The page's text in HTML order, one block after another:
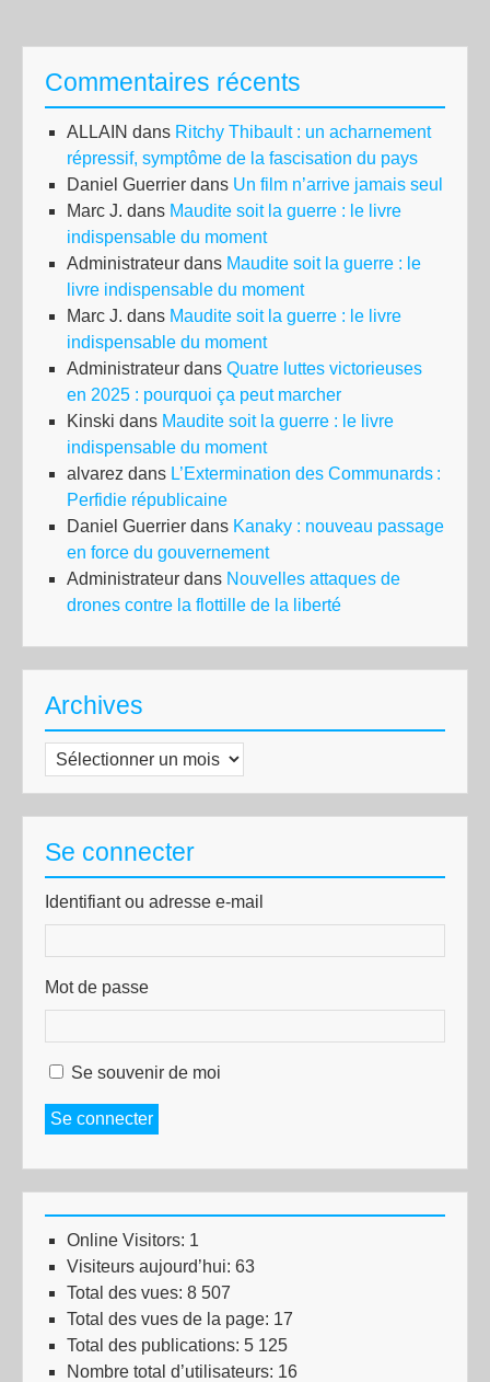
Commentaires récents
ALLAIN dans Ritchy Thibault : un acharnement
répressif, symptôme de la fascisation du pays
Daniel Guerrier dans Un film n’arrive jamais seul
Marc J. dans Maudite soit la guerre : le livre
indispensable du moment
Administrateur dans Maudite soit la guerre : le
livre indispensable du moment
Marc J. dans Maudite soit la guerre : le livre
indispensable du moment
Administrateur dans Quatre luttes victorieuses
en 2025 : pourquoi ça peut marcher
Kinski dans Maudite soit la guerre : le livre
indispensable du moment
alvarez dans L’Extermination des Communards :
Perfidie républicaine
Daniel Guerrier dans Kanaky : nouveau passage
en force du gouvernement
Administrateur dans Nouvelles attaques de
drones contre la flottille de la liberté
Archives
Archives
Se connecter
Identifiant ou adresse e-mail
Mot de passe
Se souvenir de moi
Se connecter
Online Visitors: 1
Visiteurs aujourd’hui: 63
Total des vues: 8 507
Total des vues de la page: 17
Total des publications: 5 125
Nombre total d’utilisateurs: 16